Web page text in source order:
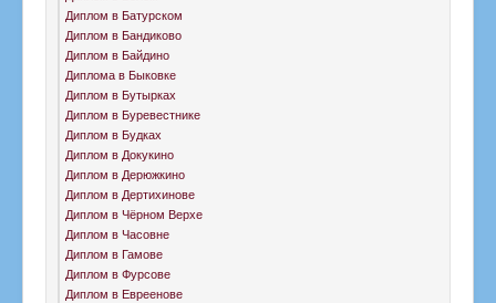
Диплом в Батурском
Диплом в Бандиково
Диплом в Байдино
Диплома в Быковке
Диплом в Бутырках
Диплом в Буревестнике
Диплом в Будках
Диплом в Докукино
Диплом в Дерюжкино
Диплом в Дертихинове
Диплом в Чёрном Верхе
Диплом в Часовне
Диплом в Гамове
Диплом в Фурсове
Диплом в Евреенове